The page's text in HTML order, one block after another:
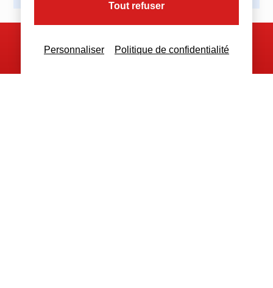
Nous contacter
Tout refuser
Personnaliser Politique de confidentialité